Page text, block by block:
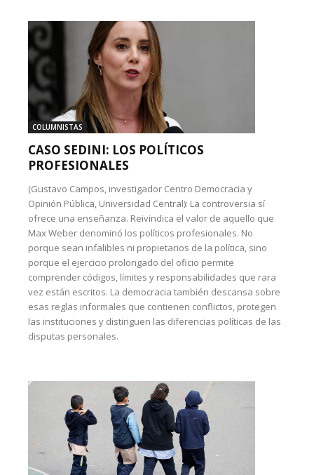
COLUMNISTAS
CASO SEDINI: LOS POLÍTICOS
PROFESIONALES
(Gustavo Campos, investigador Centro Democracia y
Opinión Pública, Universidad Central): La controversia sí
ofrece una enseñanza. Reivindica el valor de aquello que
Max Weber denominó los políticos profesionales. No
porque sean infalibles ni propietarios de la política, sino
porque el ejercicio prolongado del oficio permite
comprender códigos, límites y responsabilidades que rara
vez están escritos. La democracia también descansa sobre
esas reglas informales que contienen conflictos, protegen
las instituciones y distinguen las diferencias políticas de las
disputas personales.